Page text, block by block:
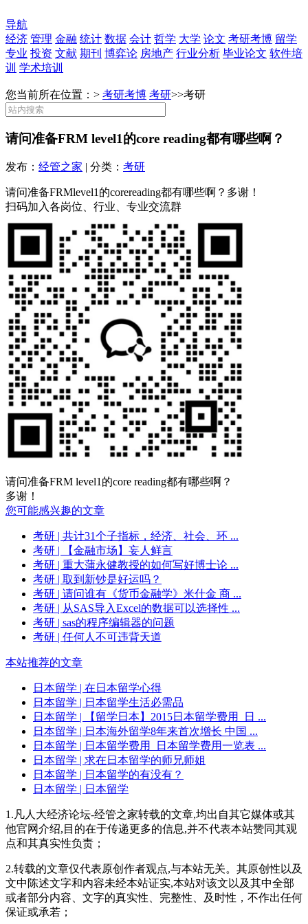
导航
经济 管理 金融 统计 数据 会计 哲学 大学 论文 考研考博 留学
专业 投资 文献 期刊 博弈论 房地产 行业分析 毕业论文 软件培
训 学术培训
您当前所在位置：> 考研考博 考研>>考研
请问准备FRM level1的core reading都有哪些啊？
发布： 经管之家 | 分类： 考研
请问准备FRMlevel1的corereading都有哪些啊？多谢！
扫码加入各岗位、行业、专业交流群
请问准备FRM level1的core reading都有哪些啊？
多谢！
您可能感兴趣的文章
考研 | 共计31个子指标，经济、社会、环 ...
考研 | 【金融市场】妄人鲜言
考研 | 重大蒲永健教授的如何写好博士论 ...
考研 | 取到新钞是好运吗？
考研 | 请问谁有《货币金融学》米什金 商 ...
考研 | 从SAS导入Excel的数据可以选择性 ...
考研 | sas的程序编辑器的问题
考研 | 任何人不可违背天道
本站推荐的文章
日本留学 | 在日本留学心得
日本留学 | 日本留学生活必需品
日本留学 | 【留学日本】2015日本留学费用_日 ...
日本留学 | 日本海外留学8年来首次增长 中国 ...
日本留学 | 日本留学费用_日本留学费用一览表 ...
日本留学 | 求在日本留学的师兄师姐
日本留学 | 日本留学的有没有？
日本留学 | 日本留学
1.凡人大经济论坛-经管之家转载的文章,均出自其它媒体或其
他官网介绍,目的在于传递更多的信息,并不代表本站赞同其观
点和其真实性负责；
2.转载的文章仅代表原创作者观点,与本站无关。其原创性以及
文中陈述文字和内容未经本站证实,本站对该文以及其中全部
或者部分内容、文字的真实性、完整性、及时性，不作出任何
保证或承若；